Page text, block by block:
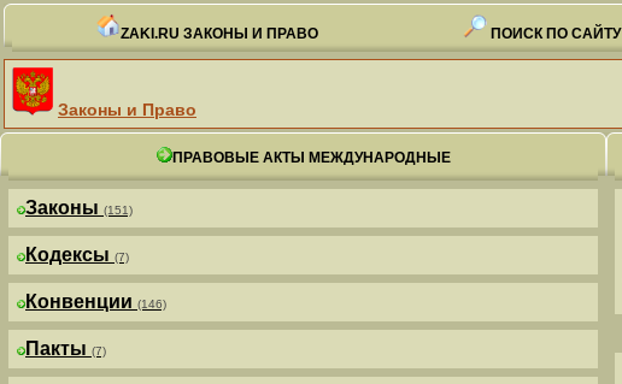
ZAKI.RU ЗАКОНЫ И ПРАВО ПОИСК ПО САЙТУ
Законы и Право
ПРАВОВЫЕ АКТЫ МЕЖДУНАРОДНЫЕ
Законы (151)
Кодексы (7)
Конвенции (146)
Пакты (7)